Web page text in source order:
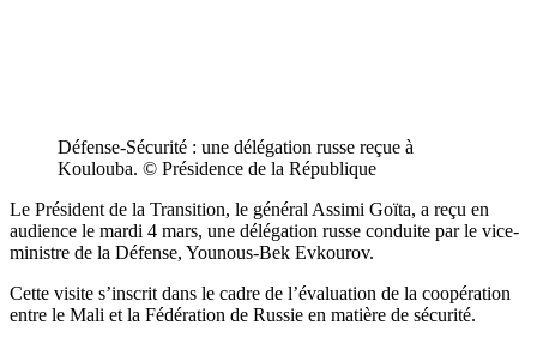
Défense-Sécurité : une délégation russe reçue à
Koulouba. © Présidence de la République
Le Président de la Transition, le général Assimi Goïta, a reçu en
audience le mardi 4 mars, une délégation russe conduite par le vice-
ministre de la Défense, Younous-Bek Evkourov.
Cette visite s’inscrit dans le cadre de l’évaluation de la coopération
entre le Mali et la Fédération de Russie en matière de sécurité.